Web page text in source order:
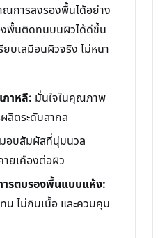
การลงรองพื้นได้อย่าง
งพื้นติดทนบนผิวได้ดีขึ้น
บเสมือนผิวจริง ไม่หนา
กาหลี: มั่นใจในคุณภาพ
ลิตระดับสากล
มอบสัมผัสที่นุ่มนวล
ายเคืองต่อผิว
รตบรองพื้นแบบแห้ง:
น ไม่กินเนื้อ และควบคุม